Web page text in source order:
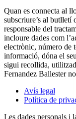
Quan es connecta al
subscriure’s al butlletí
responsable del
incloure dades com
electrònic, número de
informació, dóna el
sigui recollida,
Fernandez Ballester
Avís legal
Política de
Les dades personals i